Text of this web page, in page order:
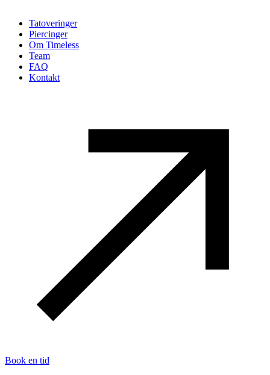
Tatoveringer
Piercinger
Om Timeless
Team
FAQ
Kontakt
Book en tid